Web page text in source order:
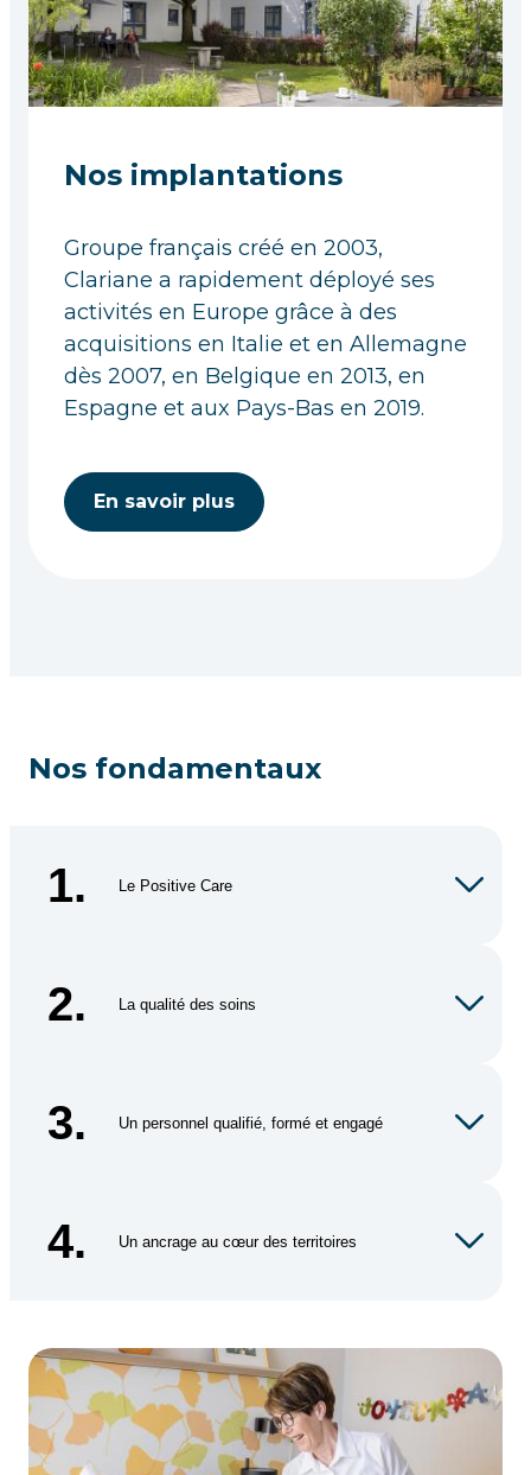
Nos implantations
Groupe français créé en 2003,
Clariane a rapidement déployé ses
activités en Europe grâce à des
acquisitions en Italie et en Allemagne
dès 2007, en Belgique en 2013, en
Espagne et aux Pays-Bas en 2019.
En savoir plus
Nos fondamentaux
1. Le Positive Care
2. La qualité des soins
3. Un personnel qualifié, formé et engagé
4. Un ancrage au cœur des territoires